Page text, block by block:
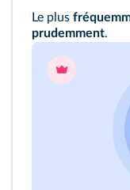
Le plus
prudemment.